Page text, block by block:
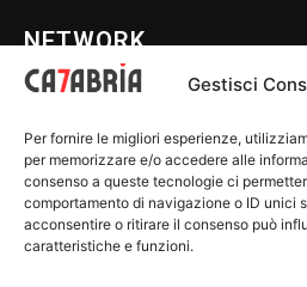
Gestisci
Per fornire le migliori esperienze,
per memorizzare e/o accedere alle
consenso a queste tecnologie ci
comportamento di navigazione o ID unici
acconsentire o ritirare il consenso può
caratteristiche e funzioni.
NETWORK
WE CALABRIA
C7 PLAY
MIX ZONE